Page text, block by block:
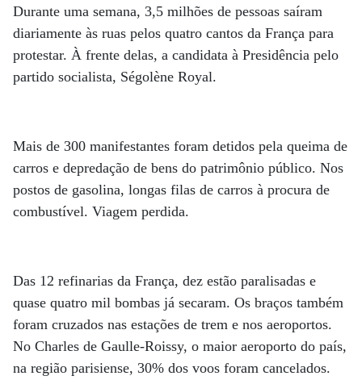
Durante uma semana, 3,5 milhões de pessoas saíram
diariamente às ruas pelos quatro cantos da França para
protestar. À frente delas, a candidata à Presidência pelo
partido socialista, Ségolène Royal.
Mais de 300 manifestantes foram detidos pela queima de
carros e depredação de bens do patrimônio público. Nos
postos de gasolina, longas filas de carros à procura de
combustível. Viagem perdida.
Das 12 refinarias da França, dez estão paralisadas e
quase quatro mil bombas já secaram. Os braços também
foram cruzados nas estações de trem e nos aeroportos.
No Charles de Gaulle-Roissy, o maior aeroporto do país,
na região parisiense, 30% dos voos foram cancelados.